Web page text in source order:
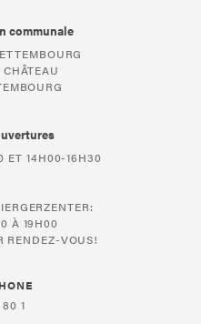
communale
ET 14H00-16H30
À 19H00
RENDEZ-VOUS!
1